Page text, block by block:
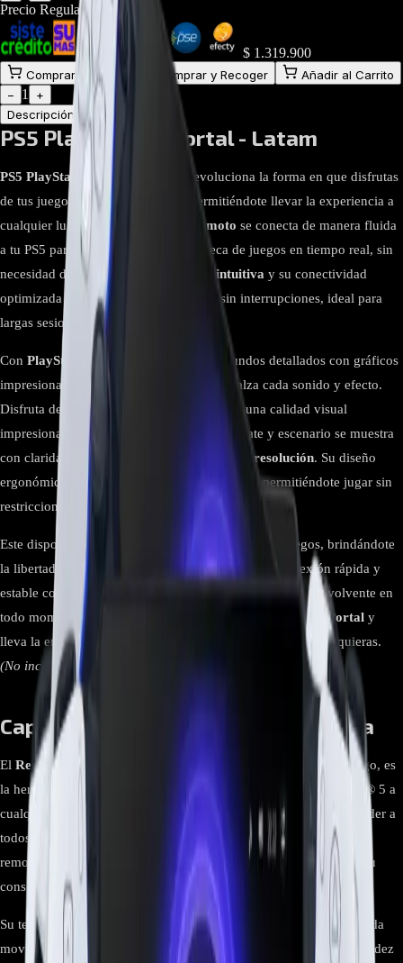
Precio Regular: 2.359.800
$ 1.319.900
Comprar en línea Comprar y Recoger
Añadir al Carrito
−
1
+
Descripción
Atributos
PS5 PlayStation Portal - Latam
PS5 PlayStation Portal - Latam
revoluciona la forma en que disfrutas
de tus juegos de
PlayStation® 5
, permitiéndote llevar la experiencia a
cualquier lugar. Este
reproductor remoto se conecta de manera fluida
a tu PS5 para que accedas a tu biblioteca de juegos en tiempo real, sin
necesidad de un televisor. Su
interfaz intuitiva y su conectividad
optimizada garantizan una transmisión sin interrupciones, ideal para
largas sesiones de juego.
Con PlayStation Portal
, sumérgete en mundos detallados con gráficos
impresionantes y
que realza cada sonido y efecto.
Disfruta de títulos como
con una calidad visual
impresionante, donde cada acrobacia, combate y escenario se muestra
con claridad y fluidez en su
pantalla de alta resolución. Su diseño
ergonómico asegura una experiencia cómoda, permitiéndote jugar sin
restricciones desde cualquier parte.
Este dispositivo redefine la movilidad en los videojuegos, brindándote
la libertad de jugar sin ataduras a un televisor. Su conexión rápida y
estable con la
PS5
te garantiza una experiencia fluida y envolvente en
todo momento. Vive tus juegos favoritos con
PlayStation Portal y
lleva la emoción del
a donde quieras.
(No incluye juegos).
Capacidad y Funcionalidad Avanzada
El Reproductor Remoto Portal
no es solo un dispositivo de juego, es
la herramienta definitiva para llevar la experiencia de PlayStation® 5 a
cualquier parte. Con una capacidad avanzada que te permite acceder a
todos tus juegos, aplicaciones y contenido multimedia de forma
remota, este dispositivo redefine la forma en que interactúas con tu
consola.
Su tecnología de transmisión de última generación asegura que cada
movimiento, cada comando y cada acción se ejecuten con una fluidez